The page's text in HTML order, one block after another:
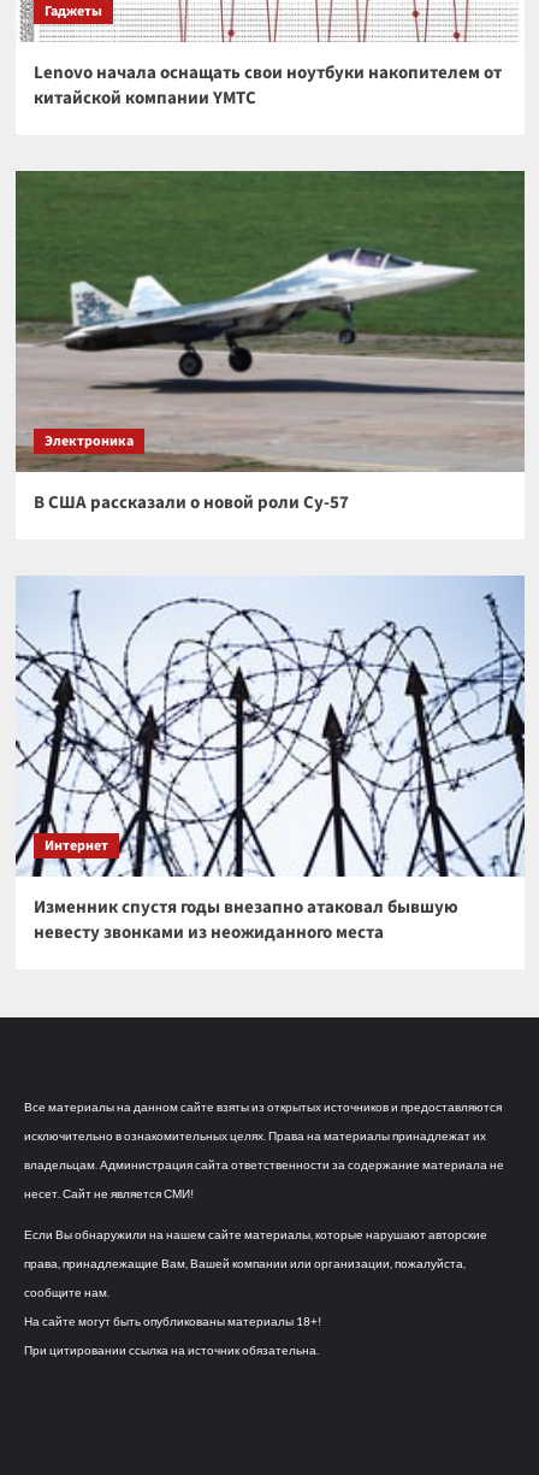
Гаджеты
Lenovo начала оснащать свои ноутбуки накопителем от
китайской компании YMTC
Электроника
В США рассказали о новой роли Су-57
Интернет
Изменник спустя годы внезапно атаковал бывшую
невесту звонками из неожиданного места
Все материалы на данном сайте взяты из открытых источников и предоставляются
исключительно в ознакомительных целях. Права на материалы принадлежат их
владельцам. Администрация сайта ответственности за содержание материала не
несет. Сайт не является СМИ!
Если Вы обнаружили на нашем сайте материалы, которые нарушают авторские
права, принадлежащие Вам, Вашей компании или организации, пожалуйста,
сообщите нам.
На сайте могут быть опубликованы материалы 18+!
При цитировании ссылка на источник обязательна.